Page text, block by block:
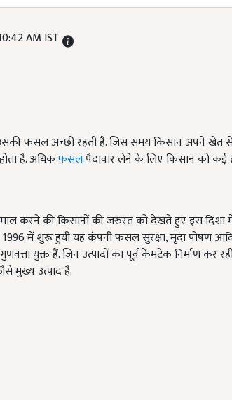
AM IST
फसल अच्छी रहती है. जिस समय किसान अपने खेत
है. अधिकफसलपैदावार लेने के लिए किसान को कई
करने की किसानों की जरुरत को देखते हुए इस दिशा
में शुरू हुयी यह कंपनी फसल सुरक्षा, मृदा पोषण
युक्त हैं. जिन उत्पादों का पूर्व केमटेक निर्माण कर
मुख्य उत्पाद है.